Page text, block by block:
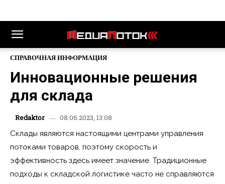
СПРАВОЧНАЯ ИНФОРМАЦИЯ
Инновационные решения
для склада
Redaktor
08.06.2023, 13:08
Склады являются настоящими центрами управления
потоками товаров, поэтому скорость и
эффективность здесь имеет значение. Традиционные
подходы к складской логистике часто не справляются